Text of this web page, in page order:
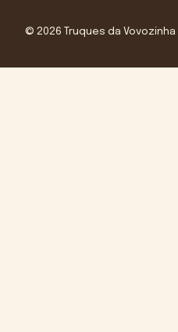
© 2026 Truques da Vovozinha